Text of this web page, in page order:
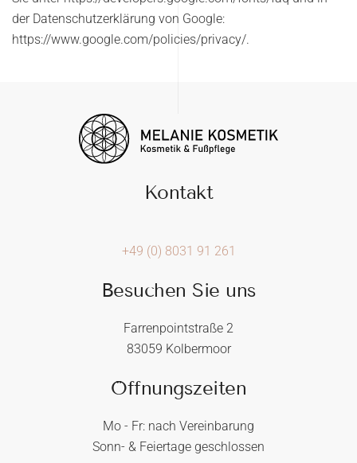
der Datenschutzerklärung von Google:
https://www.google.com/policies/privacy/.
Besuchen Sie uns
Farrenpointstraße 2
83059 Kolbermoor
Kontakt
+49 (0) 8031 91 261
Öffnungszeiten
Mo - Fr: nach Vereinbarung
Sonn- & Feiertage geschlossen